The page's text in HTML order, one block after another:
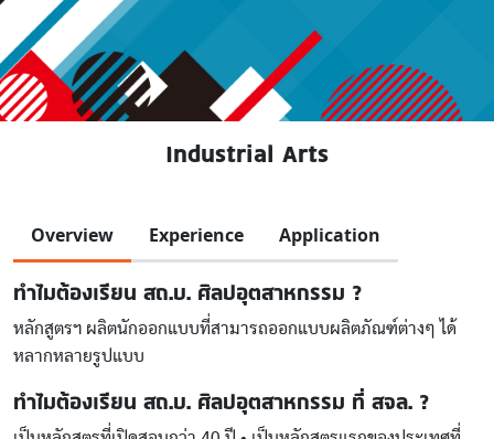
Industrial Arts
Overview Experience Application
ทำไมต้องเรียน สถ.บ. ศิลปอุตสาหกรรม ?
หลักสูตรฯ ผลิตนักออกแบบที่สามารถออกแบบผลิตภัณฑ์ต่างๆ ได้
หลากหลายรูปแบบ
ทำไมต้องเรียน สถ.บ. ศิลปอุตสาหกรรม ที่ สจล. ?